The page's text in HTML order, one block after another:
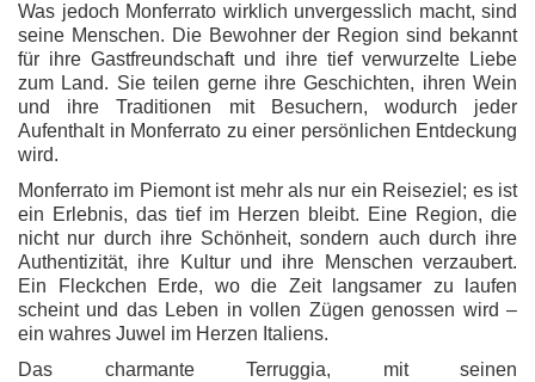
Was jedoch Monferrato wirklich unvergesslich macht, sind
seine Menschen. Die Bewohner der Region sind bekannt
für ihre Gastfreundschaft und ihre tief verwurzelte Liebe
zum Land. Sie teilen gerne ihre Geschichten, ihren Wein
und ihre Traditionen mit Besuchern, wodurch jeder
Aufenthalt in Monferrato zu einer persönlichen Entdeckung
wird.
Monferrato im Piemont ist mehr als nur ein Reiseziel; es ist
ein Erlebnis, das tief im Herzen bleibt. Eine Region, die
nicht nur durch ihre Schönheit, sondern auch durch ihre
Authentizität, ihre Kultur und ihre Menschen verzaubert.
Ein Fleckchen Erde, wo die Zeit langsamer zu laufen
scheint und das Leben in vollen Zügen genossen wird –
ein wahres Juwel im Herzen Italiens.
Das charmante Terruggia, mit seinen